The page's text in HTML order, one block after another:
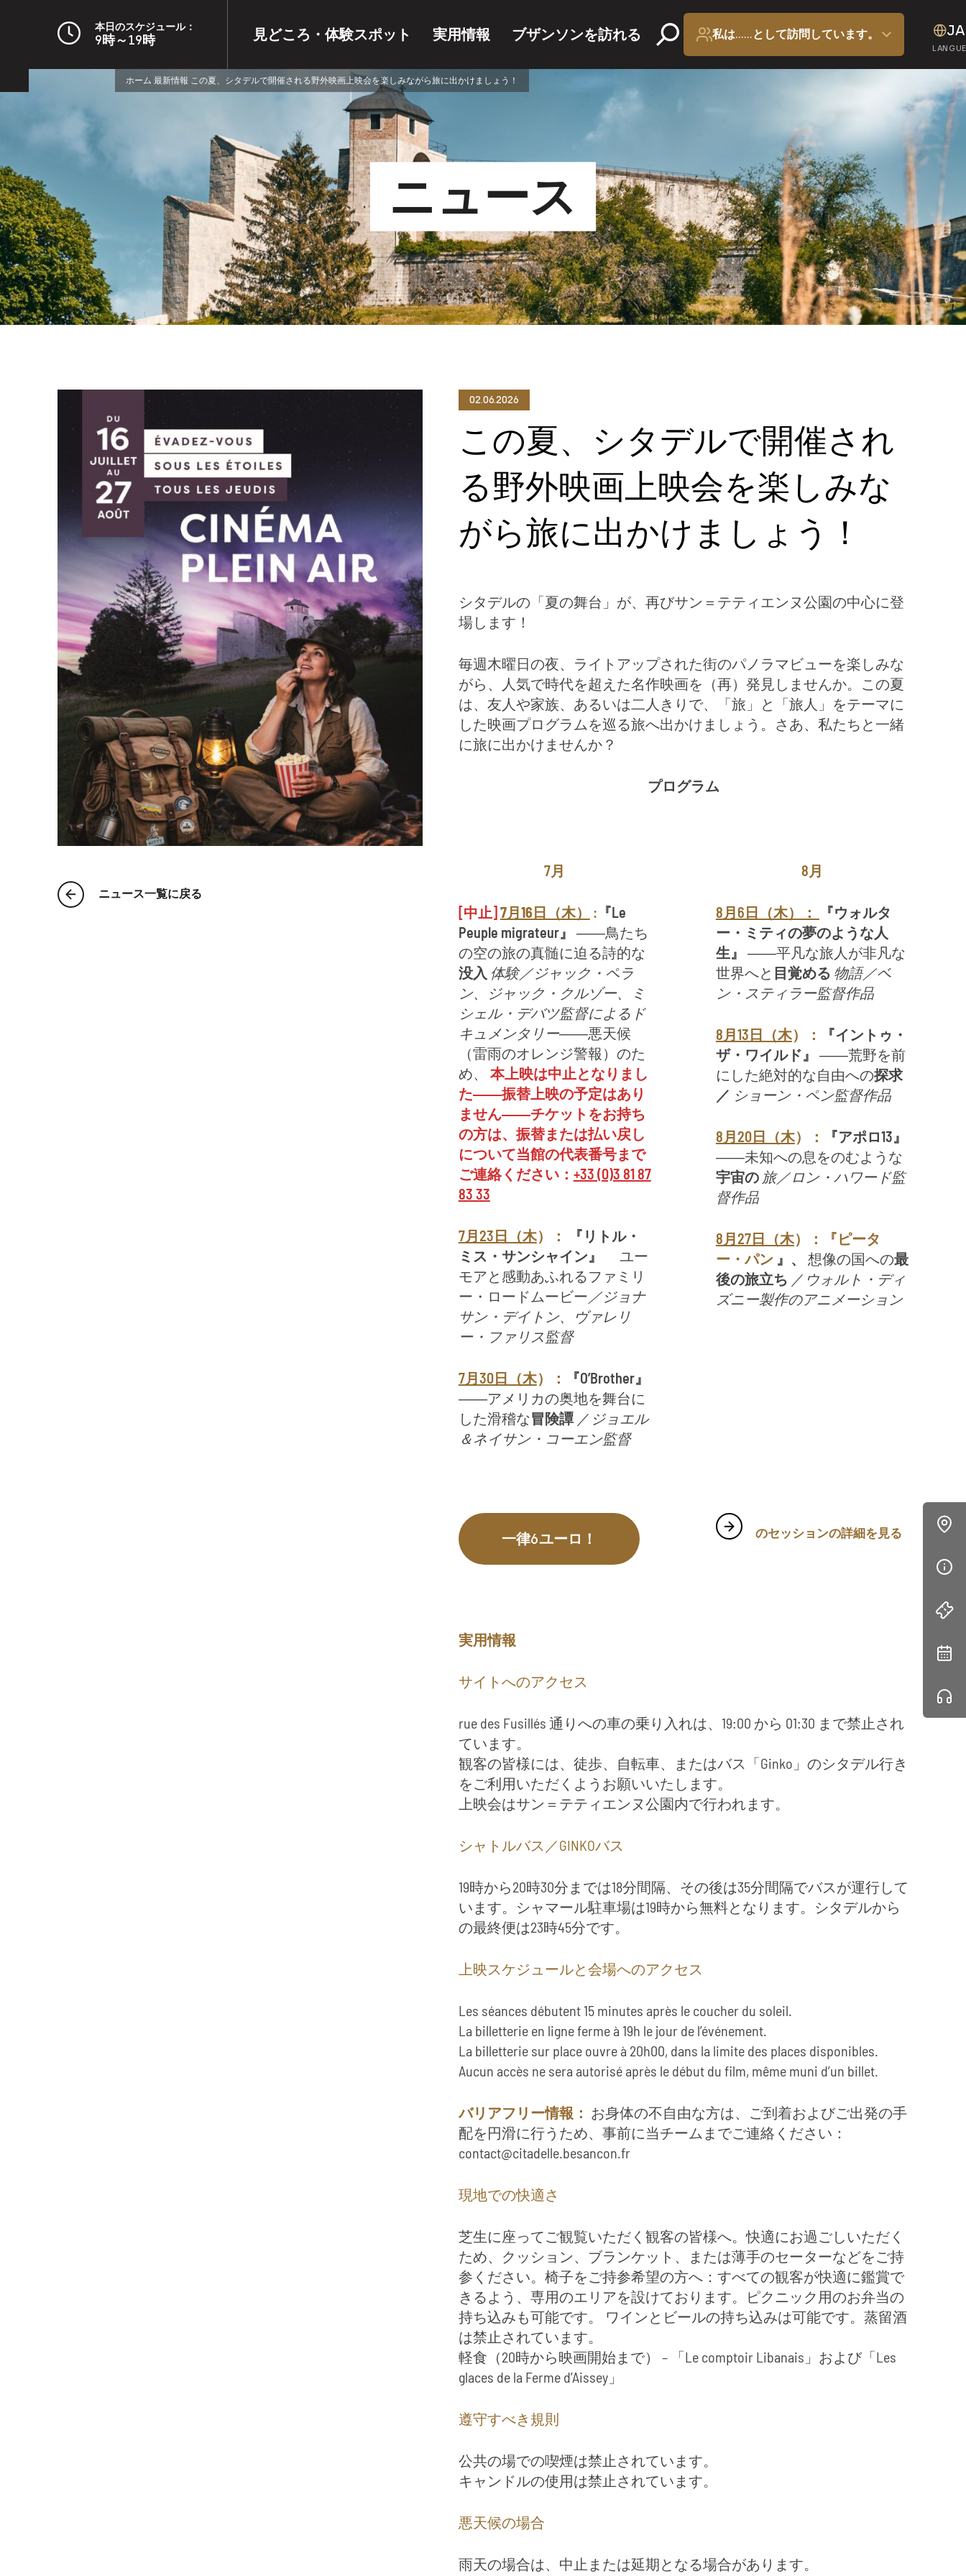
本日のスケジュール：
9時～19時
JA
見どころ・体験スポット 実用情報 ブザンソンを訪れる 私は……として訪問しています。
ホーム 最新情報 この夏、シタデルで開催される野外映画上映会を楽しみながら旅に出かけましょう！
ニュース
ニュース一覧に戻る
02.06.2026
この夏、シタデルで開催され
る野外映画上映会を楽しみな
がら旅に出かけましょう！
シタデルの「夏の舞台」が、再びサン＝テティエンヌ公園の中心に登
場します！
毎週木曜日の夜、ライトアップされた街のパノラマビューを楽しみな
がら、人気で時代を超えた名作映画を（再）発見しませんか。この夏
は、友人や家族、あるいは二人きりで、「旅」と「旅人」をテーマに
した映画プログラムを巡る旅へ出かけましょう。さあ、私たちと一緒
に旅に出かけませんか？
プログラム
7月
[中止] 7月16日（木） : 『Le
Peuple migrateur』 ――鳥たち
の空の旅の真髄に迫る詩的な
没入 体験／ジャック・ペラ
ン、ジャック・クルゾー、ミ
シェル・デバツ監督によるド
キュメンタリー――悪天候
（雷雨のオレンジ警報）のた
め、 本上映は中止となりまし
た――振替上映の予定はあり
ません――チケットをお持ち
の方は、振替または払い戻し
について当館の代表番号まで
ご連絡ください： +33 (0)3 81 87
83 33
7月23日（木）：
『リトル・
ミス・サンシャイン』
ユー
モアと感動あふれるファミリ
ー・ロードムービー ／ジョナ
サン・デイトン、ヴァレリ
ー・ファリス監督
7月30日（木）：
『O’Brother』
――アメリカの奥地を舞台に
した滑稽な冒険譚 ／ ジョエル
＆ネイサン・コーエン監督
8月
8月6日（木）：
『ウォルタ
ー・ミティの夢のような人
生』 ――平凡な旅人が非凡な
世界へと 目覚める 物語／ベ
ン・スティラー監督作品
8月13日（木）：
『イントゥ・
ザ・ワイルド』 ――荒野を前
にした絶対的な自由への探求
／ ショーン・ペン監督作品
8月20日（木）：
『アポロ13』
――未知への息をのむような
宇宙の 旅／ロン・ハワード監
督作品
8月27日（木）：『ピータ
ー・パン 』、 想像の国への最
後の旅立ち ／ ウォルト・ディ
ズニー製作のアニメーション
一律6ユーロ！ のセッションの詳細を見る
実用情報
サイトへのアクセス
rue des Fusillés 通りへの車の乗り入れは、19:00 から 01:30 まで禁止され
ています。
観客の皆様には、徒歩、自転車、またはバス「Ginko」のシタデル行き
をご利用いただくようお願いいたします。
上映会はサン＝テティエンヌ公園内で行われます。
シャトルバス／GINKOバス
19時から20時30分までは18分間隔、その後は35分間隔でバスが運行して
います。シャマール駐車場は19時から無料となります。シタデルから
の最終便は23時45分です。
上映スケジュールと会場へのアクセス
Les séances débutent 15 minutes après le coucher du soleil.
La billetterie en ligne ferme à 19h le jour de l’événement.
La billetterie sur place ouvre à 20h00, dans la limite des places disponibles.
Aucun accès ne sera autorisé après le début du film, même muni d’un billet.
バリアフリー情報： お身体の不自由な方は、ご到着およびご出発の手
配を円滑に行うため、事前に当チームまでご連絡ください：
contact@citadelle.besancon.fr
現地での快適さ
芝生に座ってご観覧いただく観客の皆様へ。快適にお過ごしいただく
ため、クッション、ブランケット、または薄手のセーターなどをご持
参ください。椅子をご持参希望の方へ：すべての観客が快適に鑑賞で
きるよう、専用のエリアを設けております。ピクニック用のお弁当の
持ち込みも可能です。 ワインとビールの持ち込みは可能です。蒸留酒
は禁止されています。
軽食（20時から映画開始まで） – 「Le comptoir Libanais」および「Les
glaces de la Ferme d’Aissey」
遵守すべき規則
公共の場での喫煙は禁止されています。
キャンドルの使用は禁止されています。
悪天候の場合
雨天の場合は、中止または延期となる場合があります。